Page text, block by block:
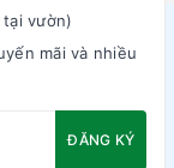
vườn)
mãi và nhiều
ĐĂNG KÝ